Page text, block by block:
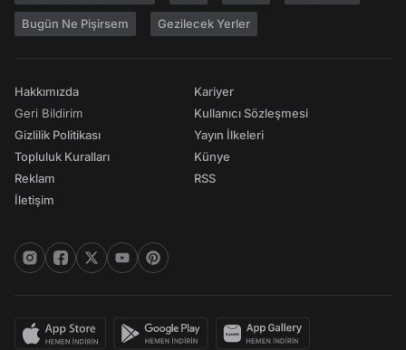
Bugün Ne Pişirsem Gezilecek Yerler
Hakkımızda
Geri Bildirim
Gizlilik Politikası
Topluluk Kuralları
Reklam
İletişim
Kariyer
Kullanıcı Sözleşmesi
Yayın İlkeleri
Künye
RSS